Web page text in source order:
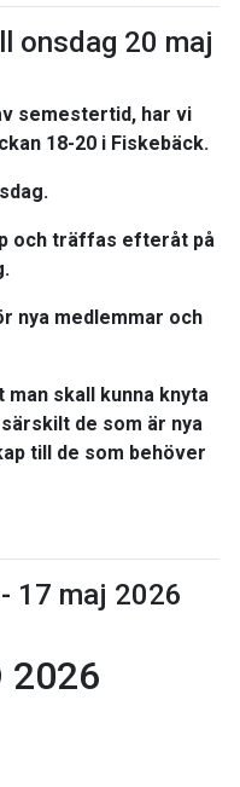
onsdag 20 maj
semestertid, har vi
18-20 i Fiskebäck.
och träffas efteråt på
nya medlemmar och
skall kunna knyta
de som är nya
till de som behöver
17 maj 2026
2026